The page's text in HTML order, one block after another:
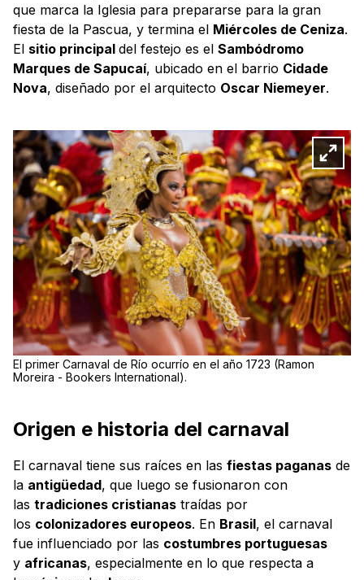
que marca la Iglesia para prepararse para la gran
fiesta de la Pascua, y termina el Miércoles de Ceniza.
El sitio principal del festejo es el Sambódromo
Marques de Sapucaí, ubicado en el barrio Cidade
Nova, diseñado por el arquitecto Oscar Niemeyer.
El primer Carnaval de Río ocurrío en el año 1723 (Ramon
Moreira - Bookers International).
Origen e historia del carnaval
El carnaval tiene sus raíces en las fiestas paganas de
la antigüedad, que luego se fusionaron con
las tradiciones cristianas traídas por
los colonizadores europeos. En Brasil, el carnaval
fue influenciado por las costumbres portuguesas
y africanas, especialmente en lo que respecta a